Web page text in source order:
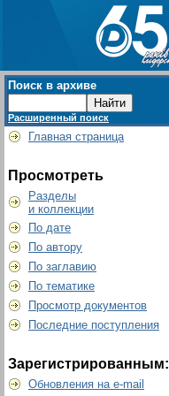
Поиск в архиве
Расширенный поиск
Главная страница
Просмотреть
Разделы
и коллекции
По дате
По автору
По заглавию
По тематике
Просмотр документов
Последние поступления
Зарегистрированным:
Обновления на e-mail